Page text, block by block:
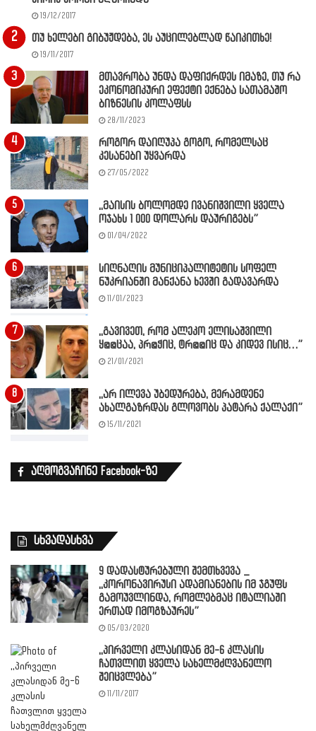
19/12/2017
თუ ხელები გიბუჟდება, ეს აუცილებლად წაიკითხე!
19/11/2017
მთავრობა უნდა დაფიქრდეს იმაზე, თუ რა
ეკონომიკური ეფექტი ექნება სათამაშო
ბიზნესის კოლაფსს
28/11/2023
როგორ დაიღუპა გოგო, რომელსაც
კესანები უყვარდა
27/05/2022
,,მაისის ბოლომდე ივანიშვილი ყველა
ოჯახს 1 000 დოლარს დაურიგებს”
01/04/2022
სიღნაღის მუნიციპალიტეტის სოფელ
ნუკრიანში მანქანა ხევში გადავარდა
11/01/2023
,,გავივეთ, რომ ალეკო ელისაშვილი
ყ@@ცაა, პრ@ჭიც, ტრ@@იც და კიდევ ისიც…”
21/01/2021
,,არ ილევა უბედურება, მერამდენე
ახალგაზრდას გლოვობს პატარა ქალაქი”
15/11/2021
აღმოგვაჩინე Facebook-ზე
სხვადასხვა
9 დადასტურებული შემთხვევა _
,,კორონავირუსი ადამიანების იმ ჯგუფს
გამოუვლინდა, რომლებმაც იტალიაში
ერთად იმოგზაურეს”
05/03/2020
,,პირველი კლასიდან მე-6 კლასის
ჩათვლით ყველა სახელმძღვანელო
შეიცვლება”
11/11/2017